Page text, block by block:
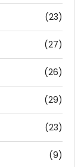
(23)
(27)
(26)
(29)
(23)
(9)